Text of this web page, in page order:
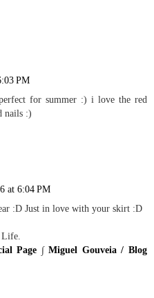
PM
for summer :) i love the red
nails :)
at 6:04 PM
:D Just in love with your skirt :D
Life.
Page ∫Miguel Gouveia / Blog